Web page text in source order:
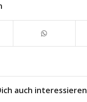
auch interessieren